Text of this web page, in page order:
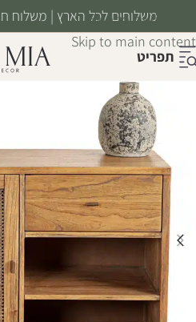
Skip to navigation
Skip to main content
משלוחים לכל הארץ | משלוח
תפריט